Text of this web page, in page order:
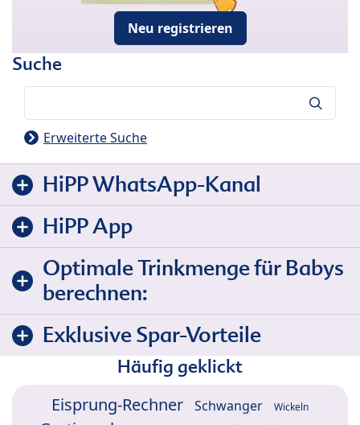
Neu registrieren
Suche
Erweiterte Suche
HiPP WhatsApp-Kanal
HiPP App
Optimale Trinkmenge für Babys
berechnen:
Exklusive Spar-Vorteile
Häufig geklickt
Eisprung-Rechner Schwanger Wickeln